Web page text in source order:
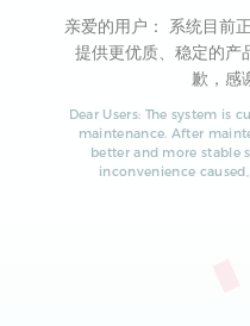
亲爱的用户： 系统目前
提供更优质、稳定的产
歉，感
Dear Users: The system is
maintenance. After
better and more stable
inconvenience